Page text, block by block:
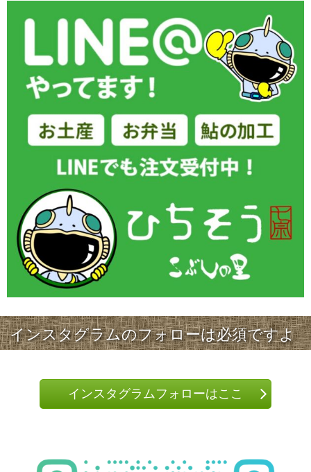
インスタグラムのフォローは必須ですよ
インスタグラムフォローはここ